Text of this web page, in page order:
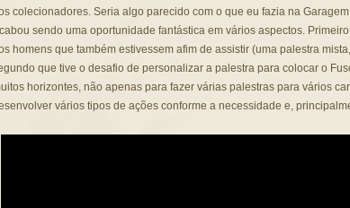
colecionadores. Seria algo parecido com o que eu fazia na
sendo uma oportunidade fantástica em vários aspectos.
homens que também estivessem afim de assistir (uma palestra
que tive o desafio de personalizar a palestra para colocar o
horizontes, não apenas para fazer várias palestras para vários
vários tipos de ações conforme a necessidade e,